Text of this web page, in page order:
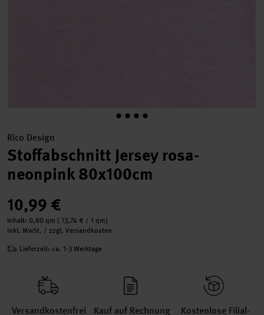
Rico Design
Stoffabschnitt Jersey rosa-
neonpink 80x100cm
10,99 €
Inhalt: 0,80 qm ( 13,74 € / 1 qm)
inkl. MwSt. / zzgl. Versandkosten
Lieferzeit: ca. 1-3 Werktage
Versand­kosten­frei
Kauf auf Rechnung
Kosten­lose Filial­